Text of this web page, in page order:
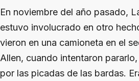
En noviembre del año pasado,
estuvo involucrado en otro
vieron en una camioneta en el
Allen, cuando intentaron
por las picadas de las bardas.